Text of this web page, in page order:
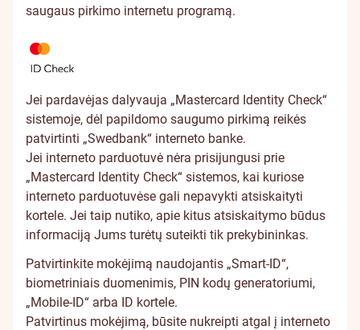
saugaus pirkimo internetu programą.
Jei pardavėjas dalyvauja „Mastercard Identity Check“
sistemoje, dėl papildomo saugumo pirkimą reikės
patvirtinti „Swedbank“ interneto banke.
Jei interneto parduotuvė nėra prisijungusi prie
„Mastercard Identity Check“ sistemos, kai kuriose
interneto parduotuvėse gali nepavykti atsiskaityti
kortele. Jei taip nutiko, apie kitus atsiskaitymo būdus
informaciją Jums turėtų suteikti tik prekybininkas.
Patvirtinkite mokėjimą naudojantis „Smart-ID“,
biometriniais duomenimis, PIN kodų generatoriumi,
„Mobile-ID“ arba ID kortele.
Patvirtinus mokėjimą, būsite nukreipti atgal į interneto